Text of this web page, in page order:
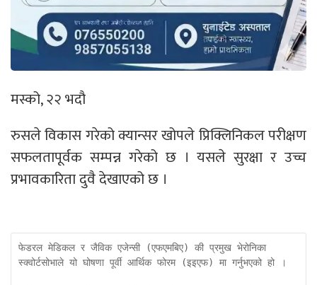
मस्को, २२ भदौ
रुसले विकास गरेको क्यान्सर खोपले प्रिक्लिनिकल परीक्षण
सफलतापूर्वक सम्पन्न गरेको छ । यसले सुरक्षा र उच्च
प्रभावकारिता दुवै देखाएको छ ।
फेडरल मेडिकल र जैविक एजेन्सी (एफएमबिए) की प्रमुख भेरोनिका
स्क्वोर्टसोभाले यो घोषणा पूर्वी आर्थिक फोरम (इइएफ) मा गर्नुभएको हो ।